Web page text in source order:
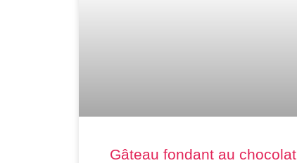
Gâteau fondant au chocolat